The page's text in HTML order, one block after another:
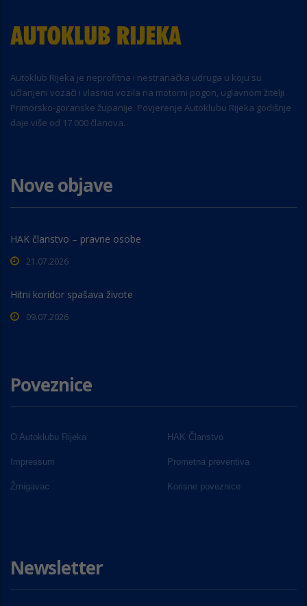
Autoklub Rijeka je neprofitna i nestranačka udruga u koju su
učlanjeni vozači i vlasnici vozila na motorni pogon, uglavnom žitelji
Primorsko-goranske županije. Povjerenje Autoklubu Rijeka godišnje
daje više od 17.000 članova.
Nove objave
HAK članstvo – pravne osobe
21.07.2026
Hitni koridor spašava živote
09.07.2026
Poveznice
O Autoklubu Rijeka HAK Članstvo
Impressum Prometna preventiva
Žmigavac Korisne poveznice
Newsletter